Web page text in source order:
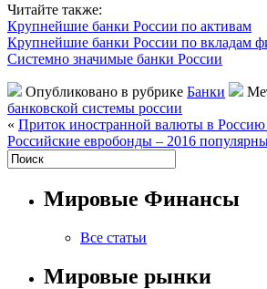
Читайте также:
Крупнейшие банки России по активам
Крупнейшие банки России по вкладам
Системно значимые банки России
Опубликовано в рубрике Банки
банковской системы россии
« Приток иностранной валюты в Россию
Российские евробонды – 2016
Мировые Финансы
Все статьи
Мировые рынки